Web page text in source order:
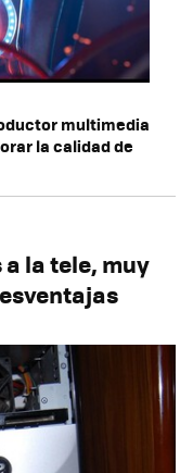
multimedia
la calidad de
la tele, muy